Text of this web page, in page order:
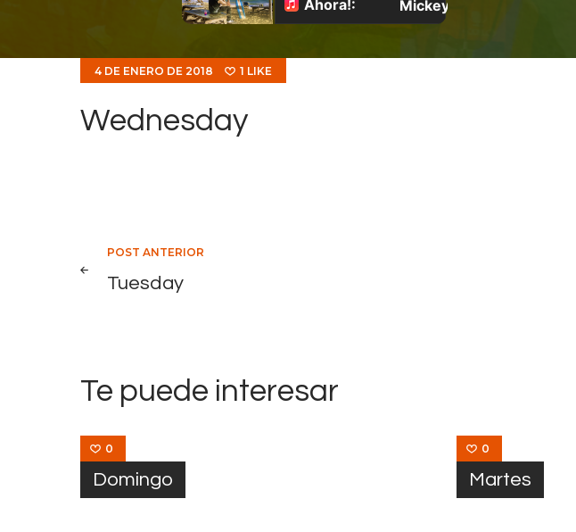
4 DE ENERO DE 2018 1 LIKE
Wednesday
Navegación
POST ANTERIOR
Tuesday
Te puede interesar
0
Domingo
0
Martes